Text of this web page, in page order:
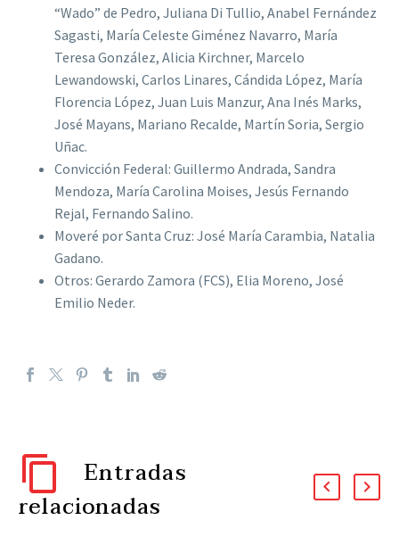
“Wado” de Pedro, Juliana Di Tullio, Anabel Fernández
Sagasti, María Celeste Giménez Navarro, María
Teresa González, Alicia Kirchner, Marcelo
Lewandowski, Carlos Linares, Cándida López, María
Florencia López, Juan Luis Manzur, Ana Inés Marks,
José Mayans, Mariano Recalde, Martín Soria, Sergio
Uñac.
Convicción Federal: Guillermo Andrada, Sandra
Mendoza, María Carolina Moises, Jesús Fernando
Rejal, Fernando Salino.
Moveré por Santa Cruz: José María Carambia, Natalia
Gadano.
Otros: Gerardo Zamora (FCS), Elia Moreno, José
Emilio Neder.
Entradas
relacionadas